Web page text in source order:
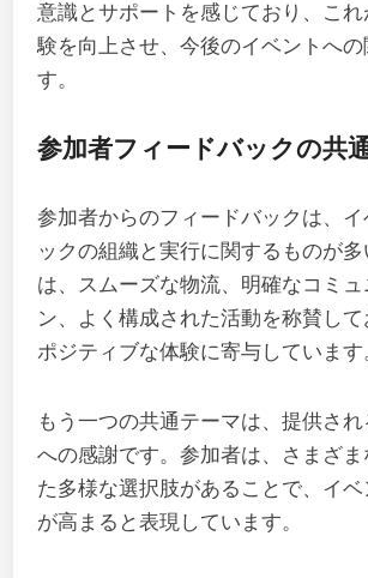
意識とサポートを感じており、こ
験を向上させ、今後のイベントへの
す。
参加者フィードバックの共
参加者からのフィードバックは、イ
ックの組織と実行に関するものが多
は、スムーズな物流、明確なコミュ
ン、よく構成された活動を称賛し
ポジティブな体験に寄与しています
もう一つの共通テーマは、提供さ
への感謝です。参加者は、さまざ
た多様な選択肢があることで、イ
が高まると表現しています。